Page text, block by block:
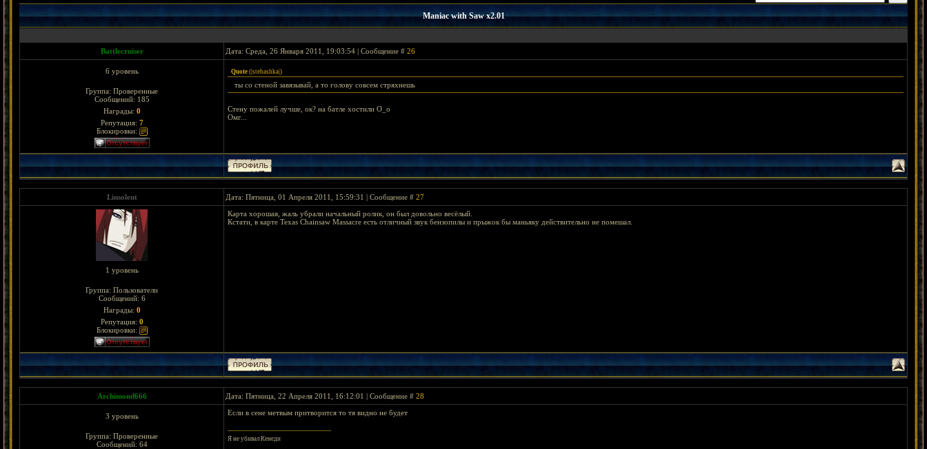
Maniac with Saw x2.01
Battlecruiser Дата: Среда, 26 Января 2011, 19:03:54 | Сообщение # 26
6 уровень
Группа: Проверенные
Сообщений: 185
Награды: 0
Репутация: 7
Блокировки:
Quote ( |stebashka| )
ты со стеной завязывай, а то голову совсем стряхнешь
Стену пожалей лучше, ок? на батле хостили О_о
Омг...
Linsolent Дата: Пятница, 01 Апреля 2011, 15:59:31 | Сообщение # 27
1 уровень
Группа: Пользователи
Сообщений: 6
Награды: 0
Репутация: 0
Блокировки:
Карта хорошая, жаль убрали начальный ролик, он был довольно весёлый.
Кстати, в карте Texas Chainsaw Massacre есть отличный звук бензопилы и прыжок бы маньяку действительно не помешал.
Archimond666 Дата: Пятница, 22 Апреля 2011, 16:12:01 | Сообщение # 28
3 уровень
Группа: Проверенные
Сообщений: 64
Если в сене метвым притворится то тя видно не будет
Я не убивал Кенеди